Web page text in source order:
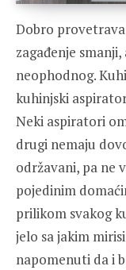
Dobro
zagađenje
neophodnog.
kuhinjski
Neki aspiratori
drugi nemaju
održavani, pa ne
pojedinim
prilikom svakog
jelo sa jakim
napomenuti da i